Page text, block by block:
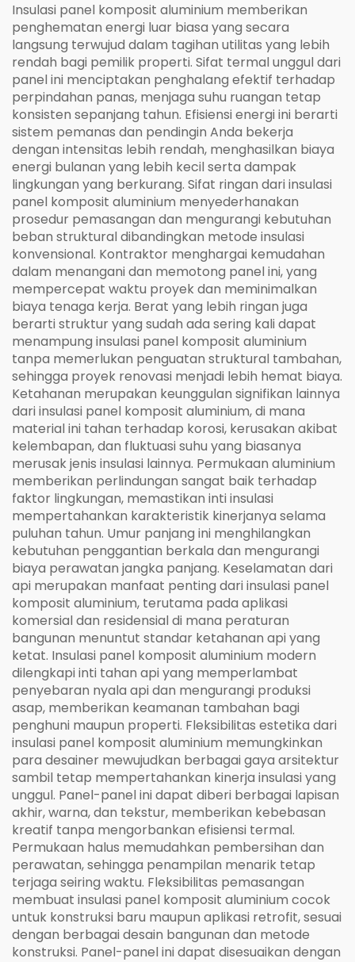
Insulasi panel komposit aluminium memberikan
penghematan energi luar biasa yang secara
langsung terwujud dalam tagihan utilitas yang lebih
rendah bagi pemilik properti. Sifat termal unggul dari
panel ini menciptakan penghalang efektif terhadap
perpindahan panas, menjaga suhu ruangan tetap
konsisten sepanjang tahun. Efisiensi energi ini berarti
sistem pemanas dan pendingin Anda bekerja
dengan intensitas lebih rendah, menghasilkan biaya
energi bulanan yang lebih kecil serta dampak
lingkungan yang berkurang. Sifat ringan dari insulasi
panel komposit aluminium menyederhanakan
prosedur pemasangan dan mengurangi kebutuhan
beban struktural dibandingkan metode insulasi
konvensional. Kontraktor menghargai kemudahan
dalam menangani dan memotong panel ini, yang
mempercepat waktu proyek dan meminimalkan
biaya tenaga kerja. Berat yang lebih ringan juga
berarti struktur yang sudah ada sering kali dapat
menampung insulasi panel komposit aluminium
tanpa memerlukan penguatan struktural tambahan,
sehingga proyek renovasi menjadi lebih hemat biaya.
Ketahanan merupakan keunggulan signifikan lainnya
dari insulasi panel komposit aluminium, di mana
material ini tahan terhadap korosi, kerusakan akibat
kelembapan, dan fluktuasi suhu yang biasanya
merusak jenis insulasi lainnya. Permukaan aluminium
memberikan perlindungan sangat baik terhadap
faktor lingkungan, memastikan inti insulasi
mempertahankan karakteristik kinerjanya selama
puluhan tahun. Umur panjang ini menghilangkan
kebutuhan penggantian berkala dan mengurangi
biaya perawatan jangka panjang. Keselamatan dari
api merupakan manfaat penting dari insulasi panel
komposit aluminium, terutama pada aplikasi
komersial dan residensial di mana peraturan
bangunan menuntut standar ketahanan api yang
ketat. Insulasi panel komposit aluminium modern
dilengkapi inti tahan api yang memperlambat
penyebaran nyala api dan mengurangi produksi
asap, memberikan keamanan tambahan bagi
penghuni maupun properti. Fleksibilitas estetika dari
insulasi panel komposit aluminium memungkinkan
para desainer mewujudkan berbagai gaya arsitektur
sambil tetap mempertahankan kinerja insulasi yang
unggul. Panel-panel ini dapat diberi berbagai lapisan
akhir, warna, dan tekstur, memberikan kebebasan
kreatif tanpa mengorbankan efisiensi termal.
Permukaan halus memudahkan pembersihan dan
perawatan, sehingga penampilan menarik tetap
terjaga seiring waktu. Fleksibilitas pemasangan
membuat insulasi panel komposit aluminium cocok
untuk konstruksi baru maupun aplikasi retrofit, sesuai
dengan berbagai desain bangunan dan metode
konstruksi. Panel-panel ini dapat disesuaikan dengan